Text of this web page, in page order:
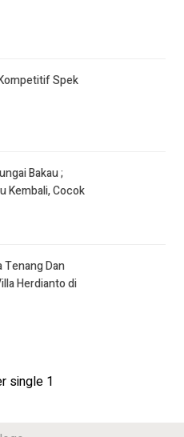
Spek
Bakau ;
Kembali, Cocok
Tenang Dan
Herdianto di